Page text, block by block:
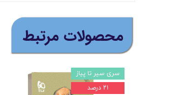
​محصولات مرتبط
سری سیر تا پیاز
۲۱ درصد